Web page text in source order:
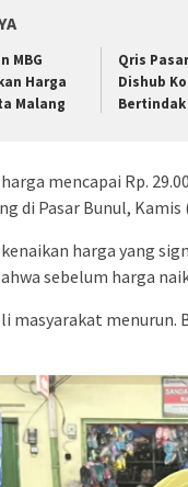
MBG
Harga
Malang
Qris
Dishub
Bertindak
mencapai Rp.
di Pasar Bunul, Kamis
harga yang
sebelum harga
masyarakat